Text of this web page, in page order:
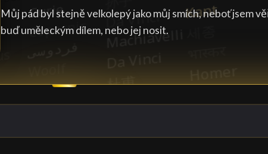
Můj pád byl stejně velkolepý jako můj smích, neboť jsem
buď uměleckým dílem, nebo jej nosit.